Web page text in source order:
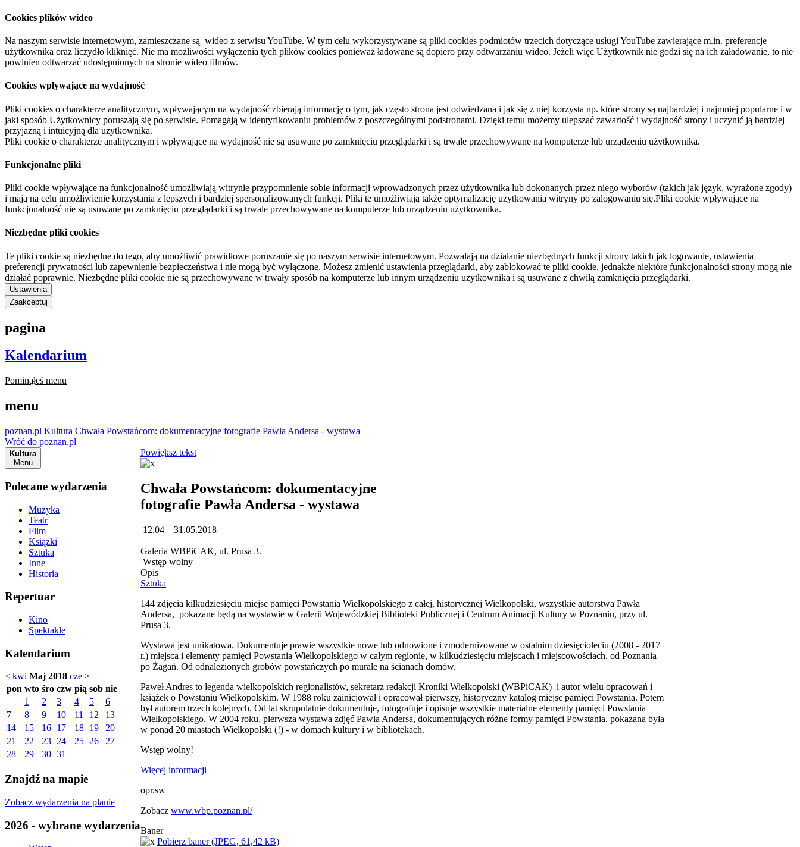
Cookies plików wideo
Na naszym serwisie internetowym, zamieszczane są wideo z serwisu YouTube. W tym celu wykorzystywane są pliki cookies podmiotów trzecich dotyczące usługi YouTube zawierające m.in. preferencje
użytkownika oraz liczydło kliknięć. Nie ma możliwości wyłączenia tych plików cookies ponieważ ładowane są dopiero przy odtwarzaniu wideo. Jeżeli więc Użytkownik nie godzi się na ich załadowanie, to nie
powinien odtwarzać udostępnionych na stronie wideo filmów.
Cookies wpływające na wydajność
Pliki cookies o charakterze analitycznym, wpływającym na wydajność zbierają informację o tym, jak często strona jest odwiedzana i jak się z niej korzysta np. które strony są najbardziej i najmniej popularne i w
jaki sposób Użytkownicy poruszają się po serwisie. Pomagają w identyfikowaniu problemów z poszczególnymi podstronami. Dzięki temu możemy ulepszać zawartość i wydajność strony i uczynić ją bardziej
przyjazną i intuicyjną dla użytkownika.
Pliki cookie o charakterze analitycznym i wpływające na wydajność nie są usuwane po zamknięciu przeglądarki i są trwale przechowywane na komputerze lub urządzeniu użytkownika.
Funkcjonalne pliki
Pliki cookie wpływające na funkcjonalność umożliwiają witrynie przypomnienie sobie informacji wprowadzonych przez użytkownika lub dokonanych przez niego wyborów (takich jak język, wyrażone zgody)
i mają na celu umożliwienie korzystania z lepszych i bardziej spersonalizowanych funkcji. Pliki te umożliwiają także optymalizację użytkowania witryny po zalogowaniu się.Pliki cookie wpływające na
funkcjonalność nie są usuwane po zamknięciu przeglądarki i są trwale przechowywane na komputerze lub urządzeniu użytkownika.
Niezbędne pliki cookies
Te pliki cookie są niezbędne do tego, aby umożliwić prawidłowe poruszanie się po naszym serwisie internetowym. Pozwalają na działanie niezbędnych funkcji strony takich jak logowanie, ustawienia
preferencji prywatności lub zapewnienie bezpieczeństwa i nie mogą być wyłączone. Możesz zmienić ustawienia przeglądarki, aby zablokować te pliki cookie, jednakże niektóre funkcjonalności strony mogą nie
działać poprawnie. Niezbędne pliki cookie nie są przechowywane w trwały sposób na komputerze lub innym urządzeniu użytkownika i są usuwane z chwilą zamknięcia przeglądarki.
Ustawienia
Zaakceptuj
pagina
Kalendarium
Pominąłeś menu
menu
poznan.pl Kultura Chwała Powstańcom: dokumentacyjne fotografie Pawła Andersa - wystawa
Wróć do poznan.pl
Kultura
Menu
Polecane wydarzenia
Muzyka
Teatr
Film
Książki
Sztuka
Inne
Historia
Repertuar
Kino
Spektakle
Kalendarium
< kwi Maj 2018 cze >
pon wto śro czw pią sob nie
1
2 3 4 5
6
7
8 9 10 11 12
13
14
15 16 17 18 19
20
21
22 23 24 25 26
27
28
29 30 31
Znajdź na mapie
Zobacz wydarzenia na planie
2026 - wybrane wydarzenia
Powiększ tekst
Chwała Powstańcom: dokumentacyjne
fotografie Pawła Andersa - wystawa
12.04 – 31.05.2018
Galeria WBPiCAK, ul. Prusa 3.
Wstęp wolny
Opis
Sztuka
144 zdjęcia kilkudziesięciu miejsc pamięci Powstania Wielkopolskiego z całej, historycznej Wielkopolski, wszystkie autorstwa Pawła
Andersa, pokazane będą na wystawie w Galerii Wojewódzkiej Biblioteki Publicznej i Centrum Animacji Kultury w Poznaniu, przy ul.
Prusa 3.
Wystawa jest unikatowa. Dokumentuje prawie wszystkie nowe lub odnowione i zmodernizowane w ostatnim dziesięcioleciu (2008 - 2017
r.) miejsca i elementy pamięci Powstania Wielkopolskiego w całym regionie, w kilkudziesięciu miejscach i miejscowościach, od Poznania
po Żagań. Od odnalezionych grobów powstańczych po murale na ścianach domów.
Paweł Andres to legenda wielkopolskich regionalistów, sekretarz redakcji Kroniki Wielkopolski (WBPiCAK) i autor wielu opracowań i
książek o Powstaniu Wielkopolskim. W 1988 roku zainicjował i opracował pierwszy, historyczny katalog miejsc pamięci Powstania. Potem
był autorem trzech kolejnych. Od lat skrupulatnie dokumentuje, fotografuje i opisuje wszystkie materialne elementy pamięci Powstania
Wielkopolskiego. W 2004 roku, pierwsza wystawa zdjęć Pawła Andersa, dokumentujących różne formy pamięci Powstania, pokazana była
w ponad 20 miastach Wielkopolski (!) - w domach kultury i w bibliotekach.
Wstęp wolny!
Więcej informacji
opr.sw
Zobacz www.wbp.poznan.pl/
Baner
Pobierz baner (JPEG, 61,42 kB)